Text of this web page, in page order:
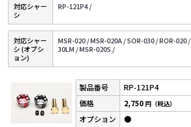
対応シャー
シ
RP-121P4 /
対応シャー
シ (オプシ
ョン)
MSR-020 /MSR-020A /SOR-030 /ROR-020 /
30LM /MSR-020S /
RP-121P4
2,750円（税込）
●